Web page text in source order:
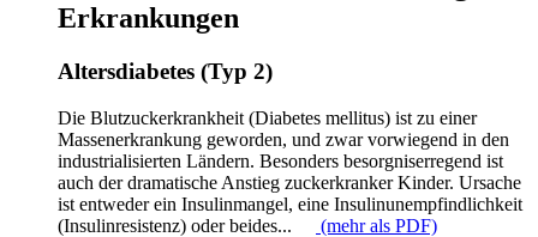
Erkrankungen
Altersdiabetes (Typ 2)
Die Blutzuckerkrankheit (Diabetes mellitus) ist zu einer
Massenerkrankung geworden, und zwar vorwiegend in den
industrialisierten Ländern. Besonders besorgniserregend ist
auch der dramatische Anstieg zuckerkranker Kinder. Ursache
ist entweder ein Insulinmangel, eine Insulinunempfindlichkeit
(Insulinresistenz) oder beides...
(mehr als PDF)